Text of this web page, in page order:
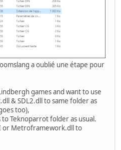
a oublié une étape pour
games and want to use
& SDL2.dll to same folder as
too),
Teknoparrot folder as usual.
or Metroframework.dll to